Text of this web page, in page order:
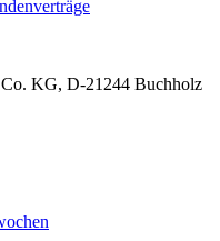
KG, D-21244 Buchholz